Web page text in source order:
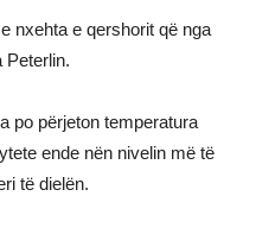
nxehta e qershorit që nga
Peterlin.
po përjeton temperatura
ende nën nivelin më të
të dielën.